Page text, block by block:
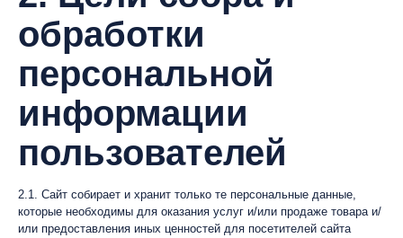
обработки
персональной
информации
пользователей
2.1. Сайт собирает и хранит только те персональные данные,
которые необходимы для оказания услуг и/или продаже товара и/
или предоставления иных ценностей для посетителей сайта